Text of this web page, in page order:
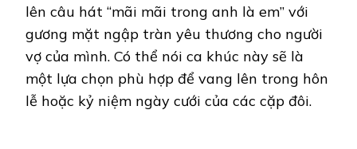
lên câu hát “mãi mãi trong anh là em” với
gương mặt ngập tràn yêu thương cho người
vợ của mình. Có thể nói ca khúc này sẽ là
một lựa chọn phù hợp để vang lên trong hôn
lễ hoặc kỷ niệm ngày cưới của các cặp đôi.